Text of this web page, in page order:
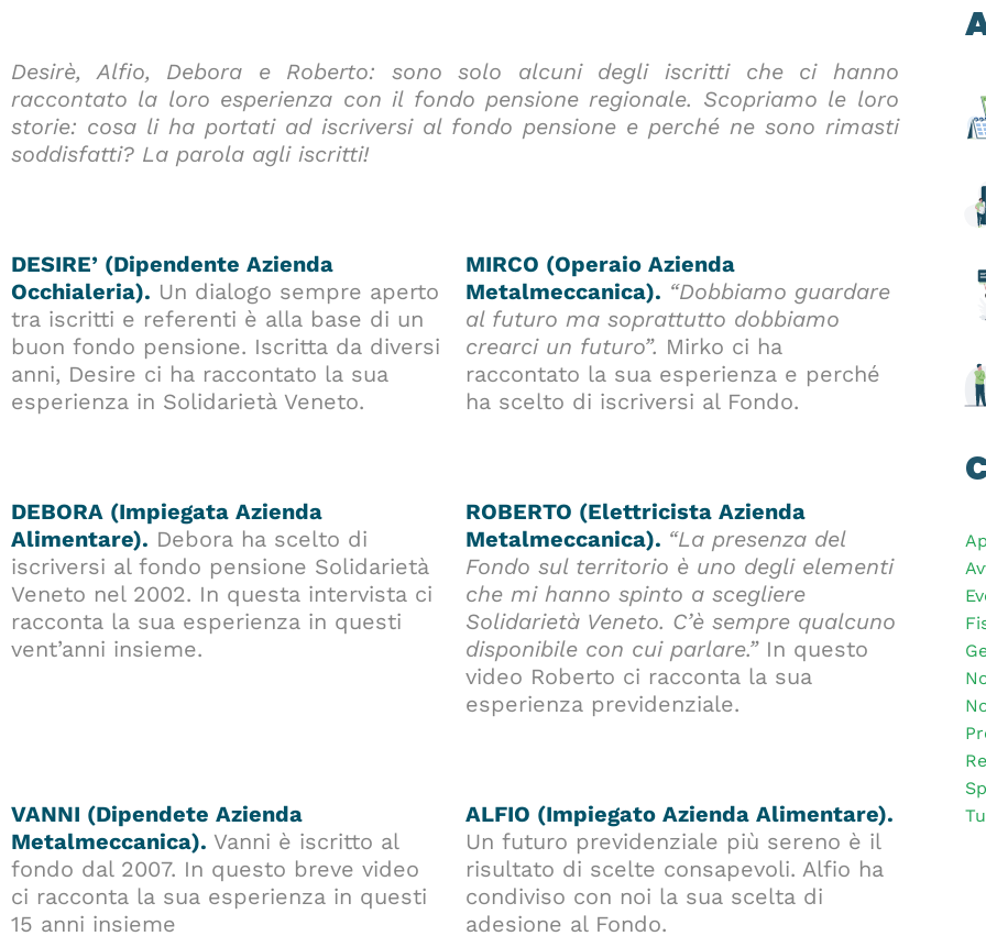
Desirè, Alfio, Debora e Roberto: sono solo alcuni degli iscritti che ci hanno
raccontato la loro esperienza con il fondo pensione regionale. Scopriamo le loro
storie: cosa li ha portati ad iscriversi al fondo pensione e perché ne sono rimasti
soddisfatti? La parola agli iscritti!
DESIRE’ (Dipendente Azienda
Occhialeria). Un dialogo sempre aperto
tra iscritti e referenti è alla base di un
buon fondo pensione. Iscritta da diversi
anni, Desire ci ha raccontato la sua
esperienza in Solidarietà Veneto.
MIRCO (Operaio Azienda
Metalmeccanica). “Dobbiamo guardare
al futuro ma soprattutto dobbiamo
crearci un futuro”. Mirko ci ha
raccontato la sua esperienza e perché
ha scelto di iscriversi al Fondo.
DEBORA (Impiegata Azienda
Alimentare). Debora ha scelto di
iscriversi al fondo pensione Solidarietà
Veneto nel 2002. In questa intervista ci
racconta la sua esperienza in questi
vent’anni insieme.
ROBERTO (Elettricista Azienda
Metalmeccanica). “La presenza del
Fondo sul territorio è uno degli elementi
che mi hanno spinto a scegliere
Solidarietà Veneto. C’è sempre qualcuno
disponibile con cui parlare.” In questo
video Roberto ci racconta la sua
esperienza previdenziale.
VANNI (Dipendete Azienda
Metalmeccanica). Vanni è iscritto al
fondo dal 2007. In questo breve video
ci racconta la sua esperienza in questi
15 anni insieme
ALFIO (Impiegato Azienda Alimentare).
Un futuro previdenziale più sereno è il
risultato di scelte consapevoli. Alfio ha
condiviso con noi la sua scelta di
adesione al Fondo.